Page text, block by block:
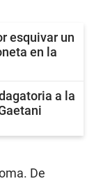
esquivar un
en la
a la
De